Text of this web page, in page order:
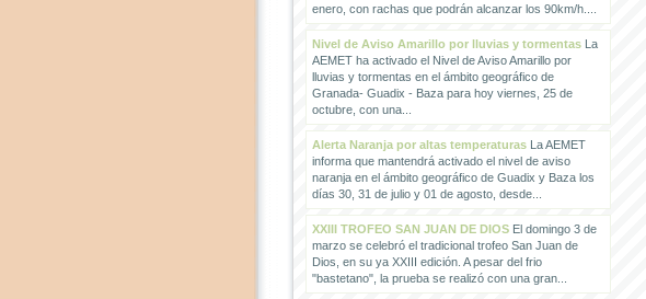
enero, con rachas que podrán alcanzar los 90km/h....
Nivel de Aviso Amarillo por lluvias y tormentasLa
AEMET ha activado el Nivel de Aviso Amarillo por
lluvias y tormentas en el ámbito geográfico de
Granada- Guadix - Baza para hoy viernes, 25 de
octubre, con una...
Alerta Naranja por altas temperaturasLa AEMET
informa que mantendrá activado el nivel de aviso
naranja en el ámbito geográfico de Guadix y Baza los
días 30, 31 de julio y 01 de agosto, desde...
XXIII TROFEO SAN JUAN DE DIOSEl domingo 3 de
marzo se celebró el tradicional trofeo San Juan de
Dios, en su ya XXIII edición. A pesar del frio
"bastetano", la prueba se realizó con una gran...